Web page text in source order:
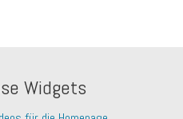
Widgets